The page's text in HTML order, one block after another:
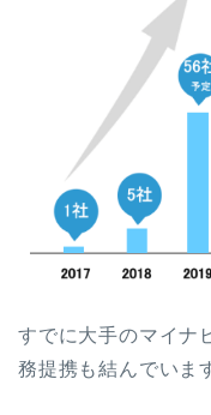
すでに大手のマイナ
務提携も結んでいま